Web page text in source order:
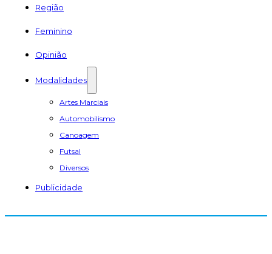
Região
Feminino
Opinião
Modalidades
Artes Marciais
Automobilismo
Canoagem
Futsal
Diversos
Publicidade